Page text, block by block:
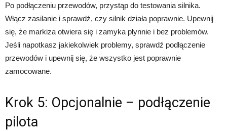
Po podłączeniu przewodów, przystąp do testowania silnika.
Włącz zasilanie i sprawdź, czy silnik działa poprawnie. Upewnij
się, że markiza otwiera się i zamyka płynnie i bez problemów.
Jeśli napotkasz jakiekolwiek problemy, sprawdź podłączenie
przewodów i upewnij się, że wszystko jest poprawnie
zamocowane.
Krok 5: Opcjonalnie – podłączenie
pilota